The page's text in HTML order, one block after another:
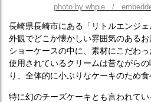
photo by whpie /
長崎県長崎市にある「リトルエンジ
外観でどこか懐かしい雰囲気のある
ショーケースの中に、素材にこだわっ
使用されているクリームは昔ながら
り、全体的に小ぶりなケーキのため食
特に幻のチーズケーキとも言われてい